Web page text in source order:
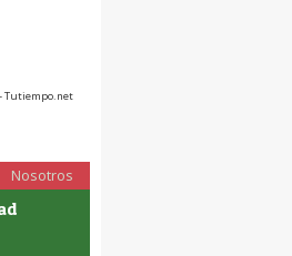
Tutiempo.net
Nosotros